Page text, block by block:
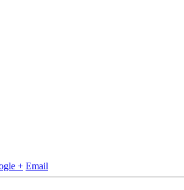
+ Email